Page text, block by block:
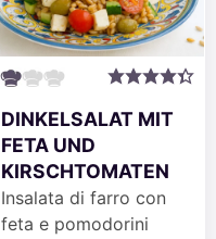
DINKELSALAT MIT
FETA UND
KIRSCHTOMATEN
Insalata di farro con
feta e pomodorini